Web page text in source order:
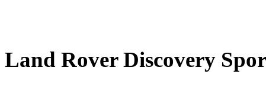
Land Rover Discovery